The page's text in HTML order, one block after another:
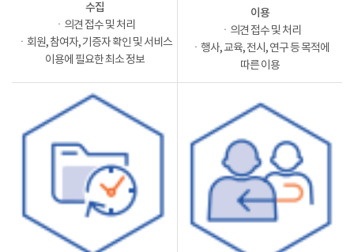
수집
ㆍ의견 접수 및 처리
ㆍ회원, 참여자, 기증자 확인 및 서비스
이용에 필요한 최소 정보
이용
ㆍ의견 접수 및 처리
ㆍ행사, 교육, 전시, 연구 등 목적에
따른 이용